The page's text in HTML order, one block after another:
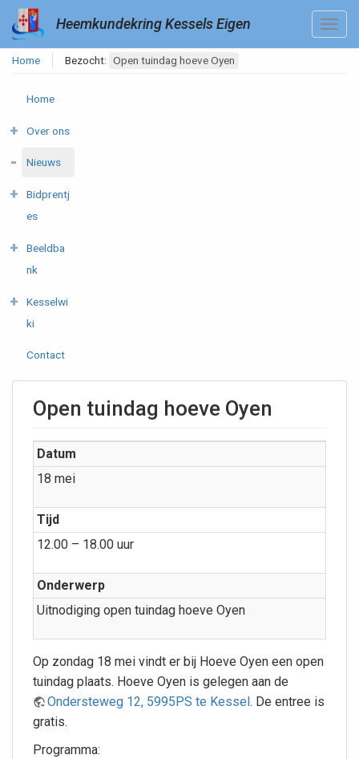
Heemkundekring Kessels Eigen
Home Bezocht: Open tuindag hoeve Oyen
Home
Over ons
Nieuws
Bidprentj
es
Beeldba
nk
Kesselwi
ki
Contact
Open tuindag hoeve Oyen
Datum
18 mei
Tijd
12.00 – 18.00 uur
Onderwerp
Uitnodiging open tuindag hoeve Oyen
Op zondag 18 mei vindt er bij Hoeve Oyen een open
tuindag plaats. Hoeve Oyen is gelegen aan de
Ondersteweg 12, 5995PS te Kessel. De entree is
gratis.
Programma: